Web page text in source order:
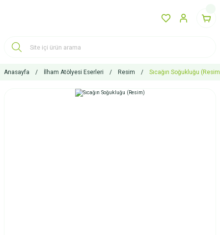
Anasayfa İlham Atölyesi Eserleri Resim Sıcağın Soğukluğu